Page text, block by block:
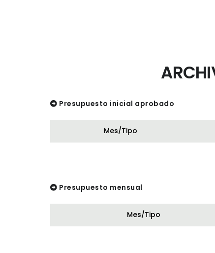
Presupuesto inicial aprobado
Mes/Tipo
Presupuesto mensual
Mes/Tipo